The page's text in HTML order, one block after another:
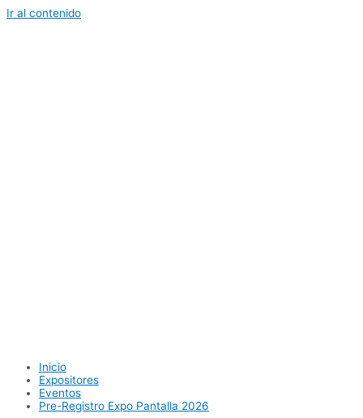
Ir al contenido
Inicio
Expositores
Eventos
Pre-Registro Expo Pantalla 2026